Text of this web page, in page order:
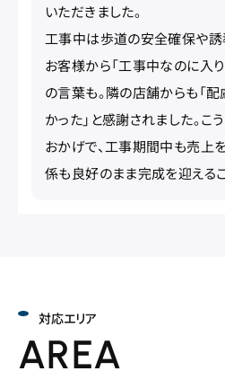
いただきました。
工事中は歩道の安全確保や誘
お客様から「工事中なのに入
の言葉も。隣の店舗からも「
かった」と感謝されました。こ
おかげで、工事期間中も売上
係も良好のまま完成を迎える
対応エリア
AREA